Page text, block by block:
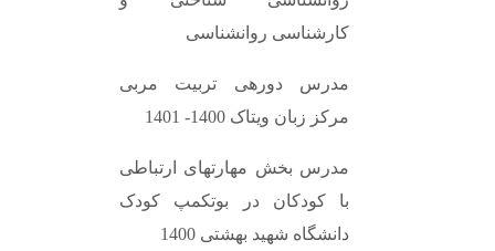
کارشناسی روانشناسی
مدرس دورهی تربیت مربی
مرکز زبان ویتاک 1400- 1401
مدرس بخش مهارتهای ارتباطی
با کودکان در بوتکمپ کودک
دانشگاه شهید بهشتی 1400